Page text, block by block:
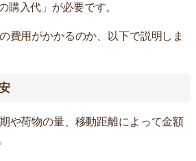
購入代」が必要です。
費用がかかるのか、以下で説明しま
や荷物の量、移動距離によって金額